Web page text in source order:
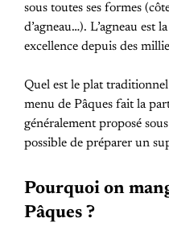
sous toutes ses formes
d’agneau…). L’agneau est
excellence depuis des
Quel est le plat
menu de Pâques fait la
généralement proposé
possible de préparer un
Pourquoi on
Pâques ?